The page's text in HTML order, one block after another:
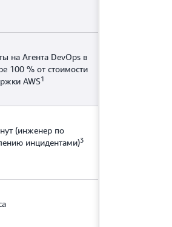
на Агента DevOps в
100 % от стоимости
AWS1
(инженер по
инцидентами)3